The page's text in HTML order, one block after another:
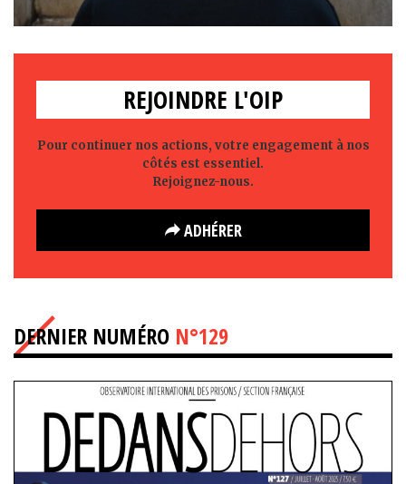
REJOINDRE L'OIP
Pour continuer nos actions, votre engagement à nos
côtés est essentiel.
Rejoignez-nous.
ADHÉRER
DERNIER NUMÉRO N°129